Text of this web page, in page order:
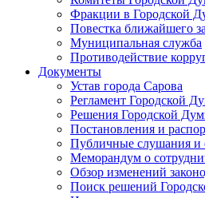
Фракции в Городской
Повестка ближайшего
Муниципальная служба
Противодействие
Документы
Устав города Сарова
Регламент Городской
Решения Городской
Постановления и
Публичные слушания и
Меморандум о
Обзор изменений
Поиск решений